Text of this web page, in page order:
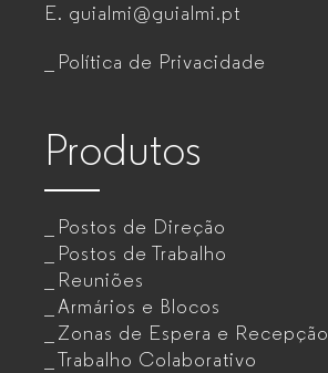
E. guialmi@guialmi.pt
Política de Privacidade
Produtos
Postos de Direção
Postos de Trabalho
Reuniões
Armários e Blocos
Zonas de Espera e Recepção
Trabalho Colaborativo